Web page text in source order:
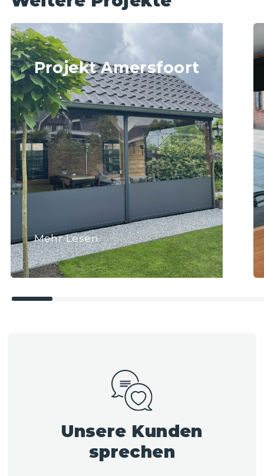
Projekt Amersfoort
Mehr Lesen
Unsere Kunden
sprechen